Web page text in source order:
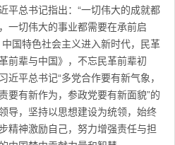
平总书记指出：“一切伟大的成就都
一切伟大的事业都需要在承前启
国特色社会主义进入新时代，民革
前辈与中国》，不忘民革前辈初
平总书记“多党合作要有新气象，
要有新作为，参政党要有新面貌”的
导，坚持以思想建设为统领，始终
精神激励自己，努力增强责任与担